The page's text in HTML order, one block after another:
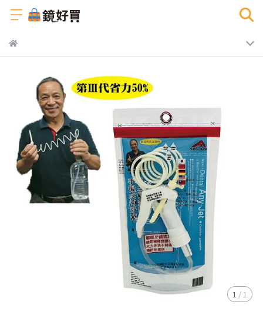
1 / 1